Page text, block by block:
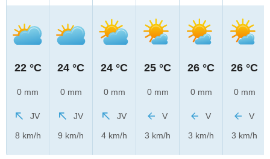
22 °C
0 mm
JV
8 km/h
24 °C
0 mm
JV
9 km/h
24 °C
0 mm
JV
4 km/h
25 °C
0 mm
V
3 km/h
26 °C
0 mm
V
3 km/h
26 °C
0 mm
V
3 km/h